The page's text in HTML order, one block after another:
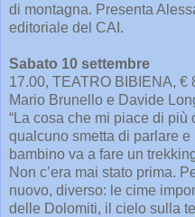
di montagna. Presenta
editoriale del CAI.
Sabato 10 settembre
17.00, TEATRO BIBIENA, €
Mario Brunello e Davide
“La cosa che mi piace di
qualcuno smetta di parlare e
bambino va a fare un
Non c’era mai stato prima.
nuovo, diverso: le cime
delle Dolomiti, il cielo sulla